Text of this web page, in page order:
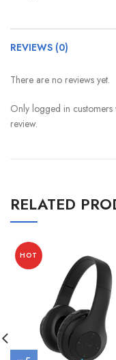
REVIEWS (0)
There are no reviews yet.
Only logged in customers
review.
RELATED
HOT